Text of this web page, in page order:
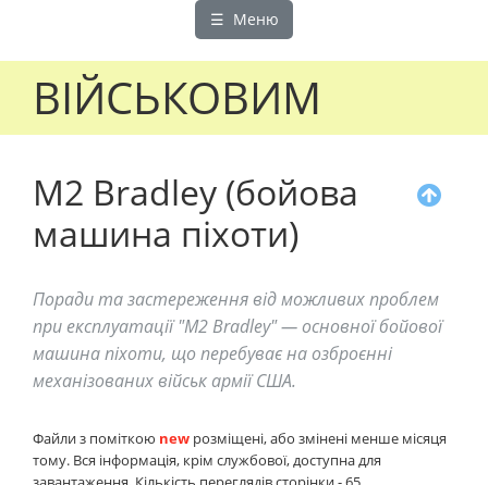
☰ Меню
ВІЙСЬКОВИМ
M2 Bradley (бойова
машина піхоти)
Поради та застереження від можливих проблем
при експлуатації "M2 Bradley" — основної бойової
машина піхоти, що перебуває на озброєнні
механізованих військ армії США.
Файли з поміткою new розміщені, або змінені менше місяця
тому. Вся інформація, крім службової, доступна для